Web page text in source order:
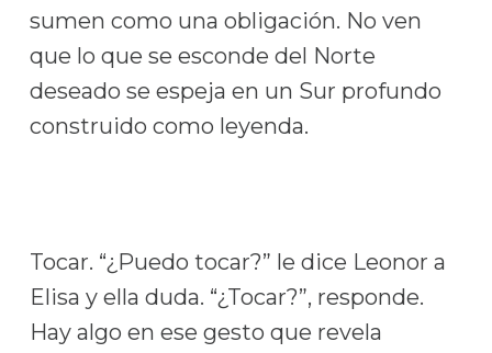
sumen como una obligación. No ven
que lo que se esconde del Norte
deseado se espeja en un Sur profundo
construido como leyenda.
Tocar. “¿Puedo tocar?” le dice Leonor a
Elisa y ella duda. “¿Tocar?”, responde.
Hay algo en ese gesto que revela